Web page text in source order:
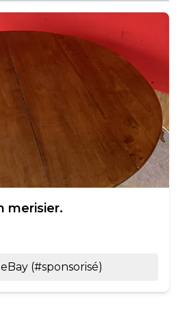
merisier.
(#sponsorisé)